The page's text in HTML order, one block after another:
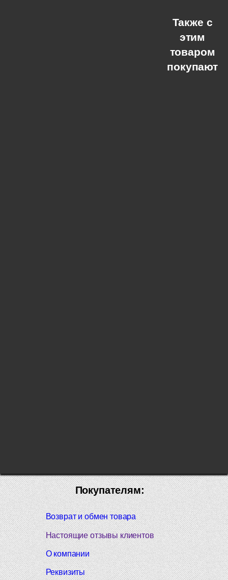
Также с
этим
товаром
покупают
Покупателям:
Возврат и обмен товара
Настоящие отзывы клиентов
О компании
Реквизиты